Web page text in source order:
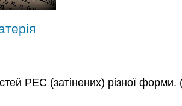
PEC (затінених) різної форми.